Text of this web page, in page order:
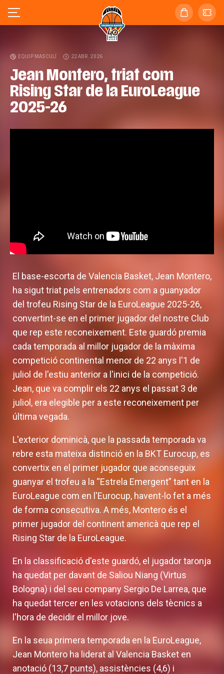
EQUIP MASCULÍ 22 ABR. 2026
Jean Montero, triat com
Rising Star de la EuroLeague
2025-26
El base-escorta de Valencia Basket, Jean Montero,
ha sigut triat pels entrenadors com a guanyador
del trofeu Rising Star de la EuroLeague 2025-26,
convertint-se en el primer jugador del nostre Club
que rep este reconeixement. Este guardó premia
cada temporada al millor jugador de la màxima
competició continental menor de 22 anys l'1 de
juliol de l'estiu anterior a l'inici de la competició.
Jean, que va complir els 22 anys el passat 3 de
juliol, era elegible per a este reconeixement per
última vegada.
L'exterior dominicà, que la passada temporada va
rebre esta mateixa distinció en la BKT Eurocup, es
convertix en el primer jugador que aconseguix
guanyar el trofeu a la “Estrela Emergent” tant en la
EuroLeague com en l'Eurocup, havent-lo fet a més
de forma consecutiva. A més, Montero és el
primer jugador del continent americà que rep el
Rising Star de la EuroLeague.
En la classificació d'este guardó, el jugador taronja
ha quedat per davant de Saliou Niang (Virtus
Bologna) i del seu company Sergio De Larrea, que
ha quedat tercer en les votacions dels tècnics a
l'hora de decidir el millor jove.
En la seua primera temporada en la EuroLeague,
Jean Montero ha liderat al Valencia Basket en
anotació (13,7 punts), assistències (4,6) i